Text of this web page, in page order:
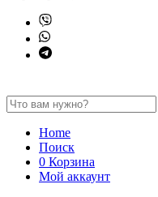
Home
Поиск
0 Корзина
Мой аккаунт